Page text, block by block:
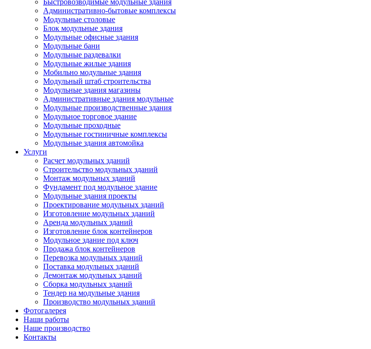
Быстровозводимые модульные здания
Административно-бытовые комплексы
Модульные столовые
Блок модульные здания
Модульные офисные здания
Модульные бани
Модульные раздевалки
Модульные жилые здания
Мобильно модульные здания
Модульный штаб строительства
Модульные здания магазины
Административные здания модульные
Модульные производственные здания
Модульное торговое здание
Модульные проходные
Модульные гостиничные комплексы
Модульные здания автомойка
Услуги
Расчет модульных зданий
Строительство модульных зданий
Монтаж модульных зданий
Фундамент под модульное здание
Модульные здания проекты
Проектирование модульных зданий
Изготовление модульных зданий
Аренда модульных зданий
Изготовление блок контейнеров
Модульное здание под ключ
Продажа блок контейнеров
Перевозка модульных зданий
Поставка модульных зданий
Демонтаж модульных зданий
Сборка модульных зданий
Тендер на модульные здания
Производство модульных зданий
Фотогалерея
Наши работы
Наше производство
Контакты